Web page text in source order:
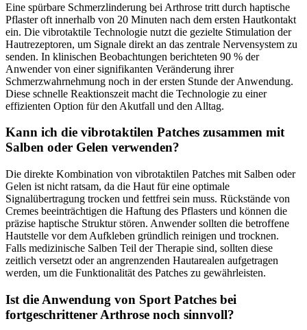
Eine spürbare Schmerzlinderung bei Arthrose tritt durch haptische
Pflaster oft innerhalb von 20 Minuten nach dem ersten Hautkontakt
ein. Die vibrotaktile Technologie nutzt die gezielte Stimulation der
Hautrezeptoren, um Signale direkt an das zentrale Nervensystem zu
senden. In klinischen Beobachtungen berichteten 90 % der
Anwender von einer signifikanten Veränderung ihrer
Schmerzwahrnehmung noch in der ersten Stunde der Anwendung.
Diese schnelle Reaktionszeit macht die Technologie zu einer
effizienten Option für den Akutfall und den Alltag.
Kann ich die vibrotaktilen Patches zusammen mit
Salben oder Gelen verwenden?
Die direkte Kombination von vibrotaktilen Patches mit Salben oder
Gelen ist nicht ratsam, da die Haut für eine optimale
Signalübertragung trocken und fettfrei sein muss. Rückstände von
Cremes beeinträchtigen die Haftung des Pflasters und können die
präzise haptische Struktur stören. Anwender sollten die betroffene
Hautstelle vor dem Aufkleben gründlich reinigen und trocknen.
Falls medizinische Salben Teil der Therapie sind, sollten diese
zeitlich versetzt oder an angrenzenden Hautarealen aufgetragen
werden, um die Funktionalität des Patches zu gewährleisten.
Ist die Anwendung von Sport Patches bei
fortgeschrittener Arthrose noch sinnvoll?